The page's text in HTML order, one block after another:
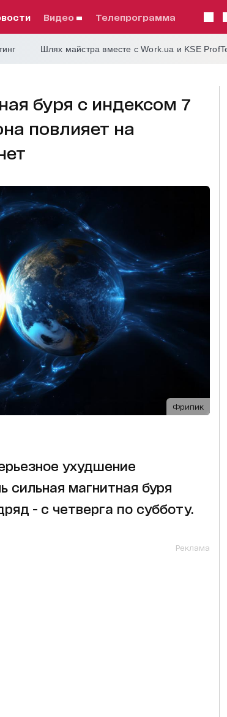
видео телепрограмма
Шлях майстра вместе с Work.ua и KSE
буря с индексом 7
повлияет на
Фрипик
ухудшение
сильная магнитная буря
- с четверга по субботу.
Реклама